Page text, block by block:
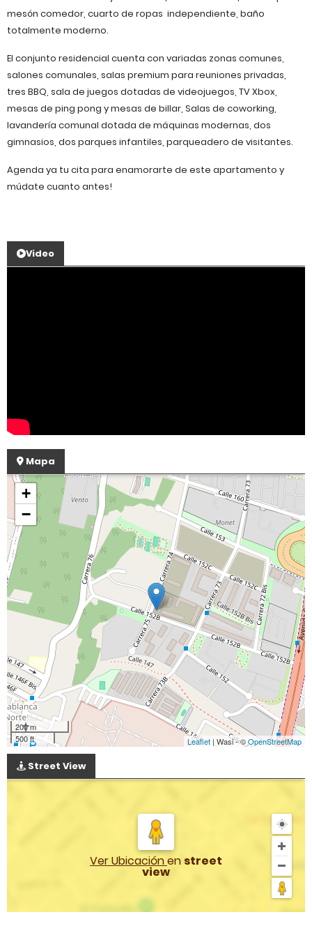
mesón comedor, cuarto de ropas independiente, baño
totalmente moderno.
El conjunto residencial cuenta con variadas zonas comunes,
salones comunales, salas premium para reuniones privadas,
tres BBQ, sala de juegos dotadas de videojuegos, TV Xbox,
mesas de ping pong y mesas de billar, Salas de coworking,
lavandería comunal dotada de máquinas modernas, dos
gimnasios, dos parques infantiles, parqueadero de visitantes.
Agenda ya tu cita para enamorarte de este apartamento y
múdate cuanto antes!
Video
Mapa
+
−
200 m
500 ft
Leaflet | Wasi - ©OpenStreetMap
Street View
Ver Ubicaciónen street
view